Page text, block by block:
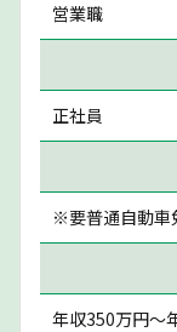
営業職
正社員
※要普通自動車
年収350万円〜